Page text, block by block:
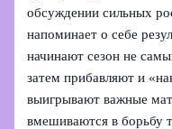
обсуждении сильных
напоминает о себе
начинают сезон не
затем прибавляют и
выигрывают важные
вмешиваются в борьбу